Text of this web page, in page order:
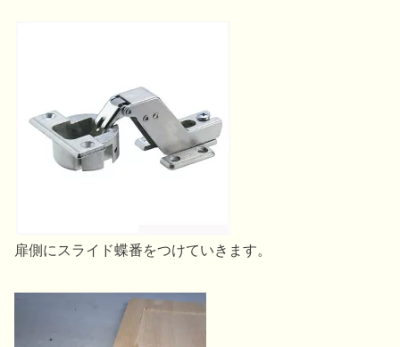
扉側にスライド蝶番をつけていきます。